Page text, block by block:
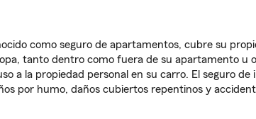
como seguro de apartamentos, cubre su
tanto dentro como fuera de su apartamento u
a la propiedad personal en su carro. El seguro
por humo, daños cubiertos repentinos y